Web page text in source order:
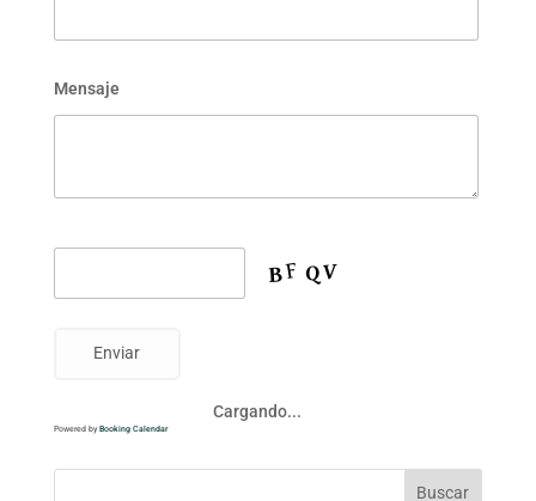
Mensaje
Cargando...
Powered by Booking Calendar